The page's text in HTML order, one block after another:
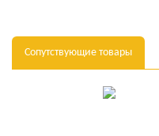
Сопутствующие товары